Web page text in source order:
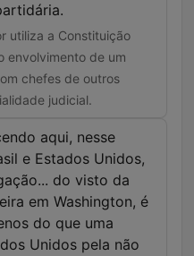
utiliza a Constituição
envolvimento de um
chefes de outros
judicial.
aqui, nesse
e Estados Unidos,
do visto da
em Washington, é
do que uma
Unidos pela não